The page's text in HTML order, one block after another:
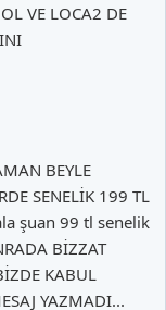
VE LOCA2 DE
BEYLE
SENELİK 199 TL
şuan 99 tl senelik
BİZZAT
KABUL
YAZMADI...